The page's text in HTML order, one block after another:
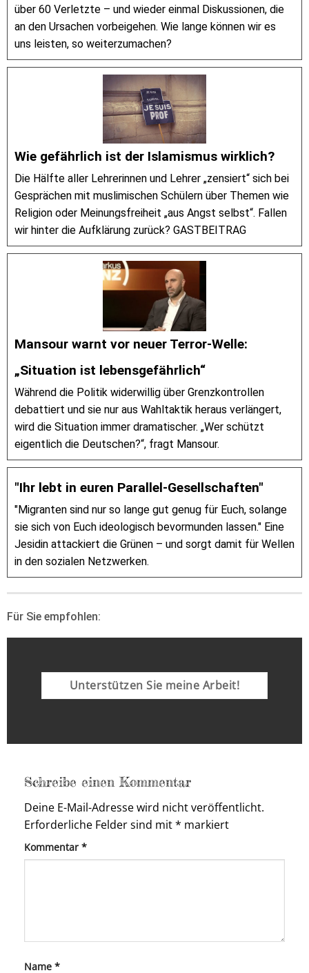
über 60 Verletzte – und wieder einmal Diskussionen, die
an den Ursachen vorbeigehen. Wie lange können wir es
uns leisten, so weiterzumachen?
Wie gefährlich ist der Islamismus wirklich?
Die Hälfte aller Lehrerinnen und Lehrer „zensiert“ sich bei
Gesprächen mit muslimischen Schülern über Themen wie
Religion oder Meinungsfreiheit „aus Angst selbst“. Fallen
wir hinter die Aufklärung zurück? GASTBEITRAG
Mansour warnt vor neuer Terror-Welle:
„Situation ist lebensgefährlich“
Während die Politik widerwillig über Grenzkontrollen
debattiert und sie nur aus Wahltaktik heraus verlängert,
wird die Situation immer dramatischer. „Wer schützt
eigentlich die Deutschen?“, fragt Mansour.
"Ihr lebt in euren Parallel-Gesellschaften"
"Migranten sind nur so lange gut genug für Euch, solange
sie sich von Euch ideologisch bevormunden lassen." Eine
Jesidin attackiert die Grünen – und sorgt damit für Wellen
in den sozialen Netzwerken.
Für Sie empfohlen:
Unterstützen Sie meine Arbeit!
Schreibe einen Kommentar
Deine E-Mail-Adresse wird nicht veröffentlicht.
Erforderliche Felder sind mit* markiert
Kommentar *
Name *